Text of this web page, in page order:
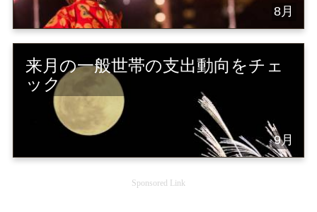
8月
来月の一般世帯の支出動向をチェ
ック
9月
Sponsored Link